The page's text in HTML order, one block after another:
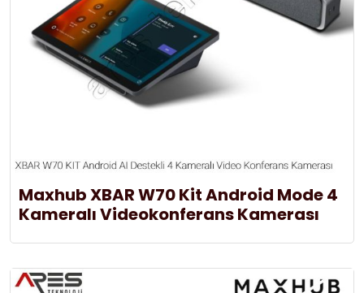
Maxhub XBAR W70 Kit Android Mode 4
Kameralı Videokonferans Kamerası